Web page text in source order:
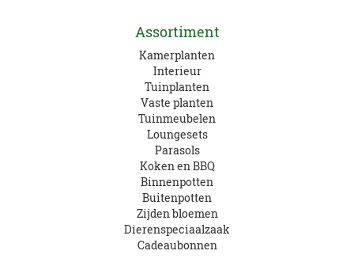
Assortiment
Kamerplanten
Interieur
Tuinplanten
Vaste planten
Tuinmeubelen
Loungesets
Parasols
Koken en BBQ
Binnenpotten
Buitenpotten
Zijden bloemen
Dierenspeciaalzaak
Cadeaubonnen